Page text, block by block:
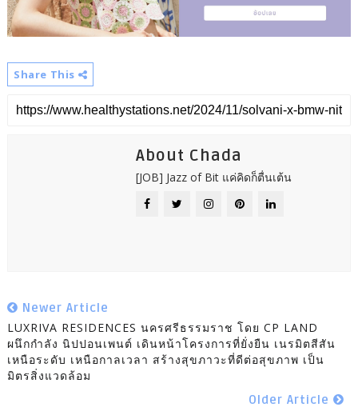
Share This
About Chada
[JOB] Jazz of Bit แค่คิดก็ตื่นเต้น
Newer Article
LUXRIVA RESIDENCES นครศรีธรรมราช โดย CP LAND
ผนึกกำลัง นิปปอนเพนต์ เดินหน้าโครงการที่ยั่งยืน เนรมิตสีสัน
เหนือระดับ เหนือกาลเวลา สร้างสุขภาวะที่ดีต่อสุขภาพ เป็น
มิตรสิ่งแวดล้อม
Older Article